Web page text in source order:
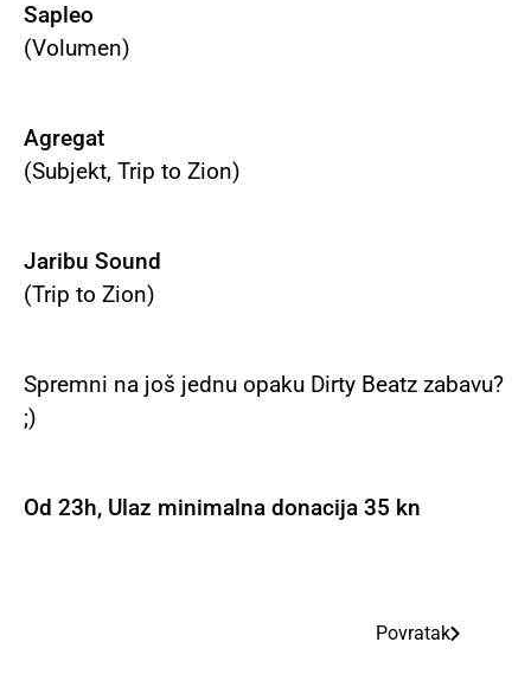
Sapleo
(Volumen)
Agregat
(Subjekt, Trip to Zion)
Jaribu Sound
(Trip to Zion)
Spremni na još jednu opaku Dirty Beatz zabavu?
;)
Od 23h, Ulaz minimalna donacija 35 kn
Povratak